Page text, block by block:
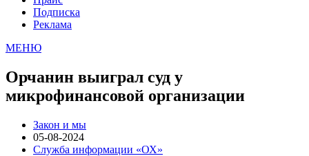
Подписка
Реклама
МЕНЮ
Орчанин выиграл суд у
микрофинансовой организации
Закон и мы
05-08-2024
Служба информации «ОХ»